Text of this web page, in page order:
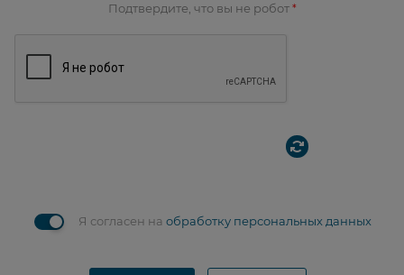
Подтвердите, что вы не робот *
Я согласен на обработку персональных данных